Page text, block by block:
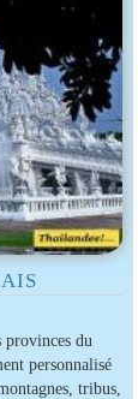
provinces du
personnalisé
tribus,